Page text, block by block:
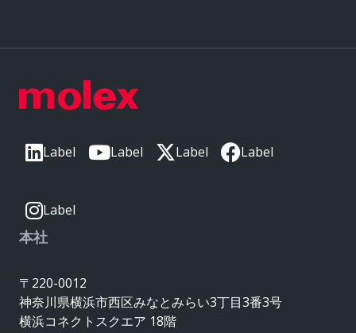
Label Label Label Label
Label
本社
〒220-0012
神奈川県横浜市西区みなとみらい3丁目3番3号
横浜コネクトスクエア 18階